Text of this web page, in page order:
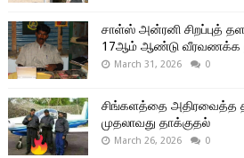
சாள்ஸ் அன்ரனி சிறப்புத்
17ஆம் ஆண்டு வீரவணக்க
March 31, 2026 0
சிங்களத்தை அதிரவைத்த
முதலாவது தாக்குதல்
March 26, 2026 0